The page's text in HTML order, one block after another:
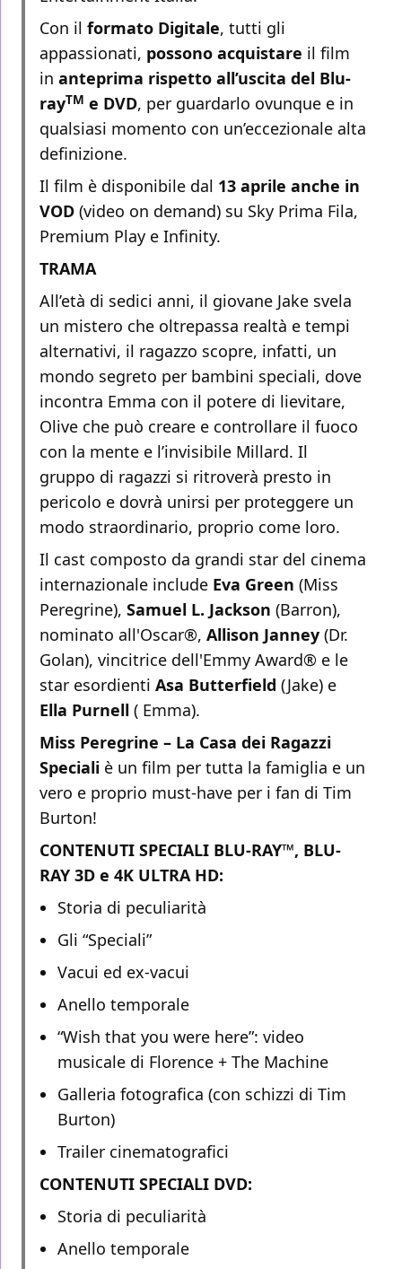
Con il formato Digitale, tutti gli
appassionati, possono acquistare il film
in anteprima rispetto all’uscita del Blu-
rayTM e DVD, per guardarlo ovunque e in
qualsiasi momento con un’eccezionale alta
definizione.
Il film è disponibile dal 13 aprile anche in
VOD (video on demand) su Sky Prima Fila,
Premium Play e Infinity.
TRAMA
All’età di sedici anni, il giovane Jake svela
un mistero che oltrepassa realtà e tempi
alternativi, il ragazzo scopre, infatti, un
mondo segreto per bambini speciali, dove
incontra Emma con il potere di lievitare,
Olive che può creare e controllare il fuoco
con la mente e l’invisibile Millard. Il
gruppo di ragazzi si ritroverà presto in
pericolo e dovrà unirsi per proteggere un
modo straordinario, proprio come loro.
Il cast composto da grandi star del cinema
internazionale include Eva Green (Miss
Peregrine), Samuel L. Jackson (Barron),
nominato all'Oscar®, Allison Janney (Dr.
Golan), vincitrice dell'Emmy Award® e le
star esordienti Asa Butterfield (Jake) e
Ella Purnell ( Emma).
Miss Peregrine – La Casa dei Ragazzi
Speciali è un film per tutta la famiglia e un
vero e proprio must-have per i fan di Tim
Burton!
CONTENUTI SPECIALI BLU-RAY™, BLU-
RAY 3D e 4K ULTRA HD:
Storia di peculiarità
Gli “Speciali”
Vacui ed ex-vacui
Anello temporale
“Wish that you were here”: video
musicale di Florence + The Machine
Galleria fotografica (con schizzi di Tim
Burton)
Trailer cinematografici
CONTENUTI SPECIALI DVD:
Storia di peculiarità
Anello temporale